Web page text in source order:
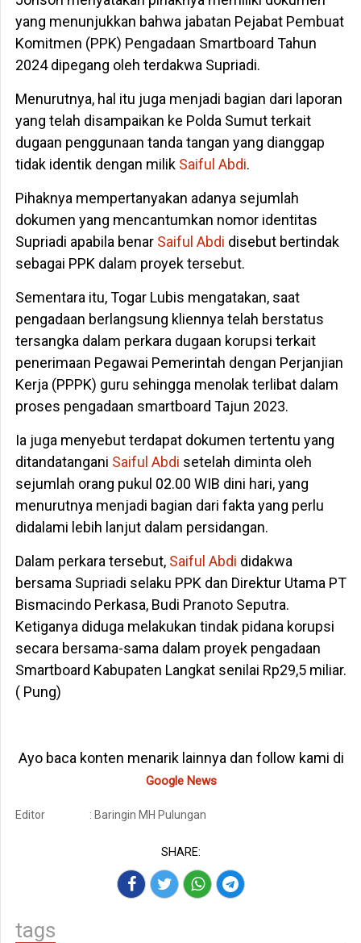
yang menunjukkan bahwa jabatan Pejabat Pembuat
Komitmen (PPK) Pengadaan Smartboard Tahun
2024 dipegang oleh terdakwa Supriadi.
Menurutnya, hal itu juga menjadi bagian dari laporan
yang telah disampaikan ke Polda Sumut terkait
dugaan penggunaan tanda tangan yang dianggap
tidak identik dengan milik Saiful Abdi.
Pihaknya mempertanyakan adanya sejumlah
dokumen yang mencantumkan nomor identitas
Supriadi apabila benar Saiful Abdi disebut bertindak
sebagai PPK dalam proyek tersebut.
Sementara itu, Togar Lubis mengatakan, saat
pengadaan berlangsung kliennya telah berstatus
tersangka dalam perkara dugaan korupsi terkait
penerimaan Pegawai Pemerintah dengan Perjanjian
Kerja (PPPK) guru sehingga menolak terlibat dalam
proses pengadaan smartboard Tajun 2023.
Ia juga menyebut terdapat dokumen tertentu yang
ditandatangani Saiful Abdi setelah diminta oleh
sejumlah orang pukul 02.00 WIB dini hari, yang
menurutnya menjadi bagian dari fakta yang perlu
didalami lebih lanjut dalam persidangan.
Dalam perkara tersebut, Saiful Abdi didakwa
bersama Supriadi selaku PPK dan Direktur Utama PT
Bismacindo Perkasa, Budi Pranoto Seputra.
Ketiganya diduga melakukan tindak pidana korupsi
secara bersama-sama dalam proyek pengadaan
Smartboard Kabupaten Langkat senilai Rp29,5 miliar.
( Pung)
Ayo baca konten menarik lainnya dan follow kami di
Google News
Editor : Baringin MH Pulungan
SHARE:
tags